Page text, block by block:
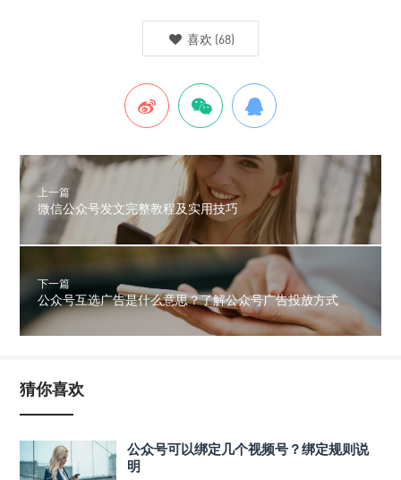
喜欢 (68)
上一篇
微信公众号发文完整教程及实用技巧
下一篇
公众号互选广告是什么意思？了解公众号广告投放方式
猜你喜欢
公众号可以绑定几个视频号？绑定规则说
明